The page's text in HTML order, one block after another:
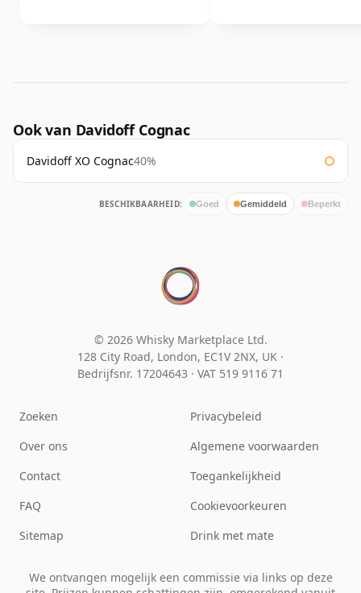
Ook van Davidoff Cognac
Davidoff XO Cognac40%
BESCHIKBAARHEID: Goed Gemiddeld Beperkt
© 2026 Whisky Marketplace Ltd.
128 City Road, London, EC1V 2NX, UK ·
Bedrijfsnr. 17204643 · VAT 519 9116 71
Zoeken
Over ons
Contact
FAQ
Sitemap
Privacybeleid
Algemene voorwaarden
Toegankelijkheid
Cookievoorkeuren
Drink met mate
We ontvangen mogelijk een commissie via links op deze